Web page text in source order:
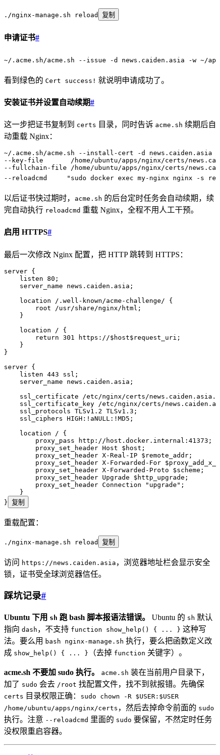
./nginx-manage.sh reload 复制
申请证书#
~/.acme.sh/acme.sh --issue -d news.caiden.asia -w ~/
看到绿色的 Cert success! 就说明申请成功了。
安装证书并设置自动续期#
这一步把证书复制到 certs 目录，同时告诉 acme.sh 续期后自
动重载 Nginx：
~/.acme.sh/acme.sh --install-cert -d news.caiden.asia
--key-file
/home/ubuntu/apps/nginx/certs/
--fullchain-file /home/ubuntu/apps/nginx/certs/
--reloadcmd
" sudo docker exec my-nginx nginx -s
以后证书快过期时， acme.sh 的后台定时任务会自动续期，续
完自动执行 reloadcmd 重载 Nginx，全程不用人工干预。
启用 HTTPS#
最后一次修改 Nginx 配置，把 HTTP 跳转到 HTTPS：
server {
    listen
80 ;
    server_name
news.caiden.asia;
    location
/.well-known/acme-challenge/ {
        root
/usr/share/nginx/html;
    }
    location
/ {
        return
301 https://$ host$ request_uri ;
    }
}
server {
    listen
443 ssl;
    server_name
news.caiden.asia;
    ssl_certificate
/etc/nginx/certs/
    ssl_certificate_key
/etc/nginx/certs/
    ssl_protocols
TLSv1.2 TLSv1.3;
    ssl_ciphers
HIGH:!aNULL:!MD5;
    location
/ {
        proxy_pass
http://host.docker.internal:41373;
        proxy_set_header
Host $ host ;
        proxy_set_header
X-Real-IP $ remote_addr ;
        proxy_set_header
X-Forwarded-For $
        proxy_set_header
X-Forwarded-Proto $scheme ;
        proxy_set_header
Upgrade $ http_upgrade ;
        proxy_set_header
Connection "upgrade" ;
    }
} 复制
重载配置：
./nginx-manage.sh reload 复制
访问 https://news.caiden.asia ，浏览器地址栏会显示安全
锁，证书受全球浏览器信任。
踩坑记录#
Ubuntu 下用 sh 跑 bash 脚本报语法错误。 Ubuntu 的 sh 默认
指向 dash ，不支持 function show_help() { ... } 这种写
法。要么用 bash nginx-manage.sh 执行，要么把函数定义改
成 show_help() { ... } （去掉 function 关键字）。
acme.sh 不要加 sudo 执行。 acme.sh 装在当前用户目录下，
加了 sudo 会去 /root 找配置文件，找不到就报错。先确保
certs 目录权限正确：
sudo chown -R $USER:$USER
/home/ubuntu/apps/nginx/certs ，然后去掉命令前面的 sudo
执行。注意 --reloadcmd 里面的 sudo 要保留，不然定时任务
没权限重启容器。